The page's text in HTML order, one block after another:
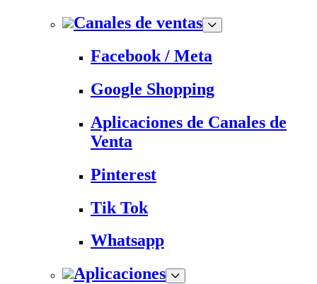
Canales de ventas
Facebook / Meta
Google Shopping
Aplicaciones de Canales de
Venta
Pinterest
Tik Tok
Whatsapp
Aplicaciones